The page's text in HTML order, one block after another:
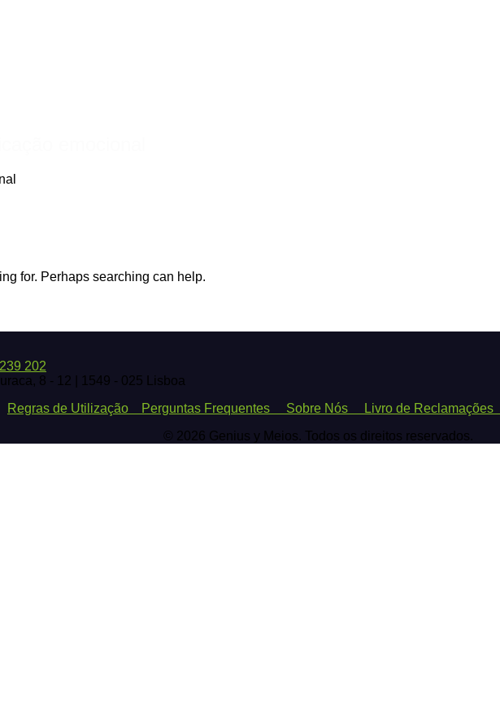
for. Perhaps searching can help.
202
8 - 12 | 1549 - 025 Lisboa
Regras de Utilização
Perguntas Frequentes Sobre Nós Livro de
© 2026 Genius y Meios. Todos os direitos reservados.